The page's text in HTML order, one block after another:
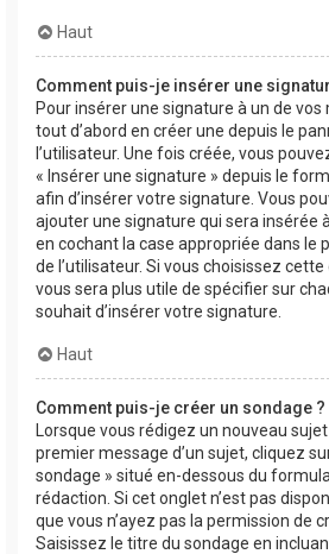
Haut
Comment puis-je insérer une
Pour insérer une signature à un de
tout d’abord en créer une depuis le
l’utilisateur. Une fois créée, vous
« Insérer une signature » depuis le
afin d’insérer votre signature. Vous
ajouter une signature qui sera insérée
en cochant la case appropriée dans le
de l’utilisateur. Si vous choisissez
vous sera plus utile de spécifier sur
souhait d’insérer votre signature.
Haut
Comment puis-je créer un sondage ?
Lorsque vous rédigez un nouveau
premier message d’un sujet, cliquez
sondage » situé en-dessous du
rédaction. Si cet onglet n’est pas
que vous n’ayez pas la permission de
Saisissez le titre du sondage en